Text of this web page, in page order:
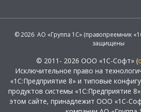
© 2026 АО «Группа 1С» (правопреемник
защищены
© 2011- 2026 ООО «1С-Софт» (
Исключительное право на
«1С:Предприятие 8» и типовые
продуктов системы «1С:Предприятие
этом сайте, принадлежит ООО «1С-